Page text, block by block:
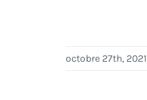
octobre 27th, 2021